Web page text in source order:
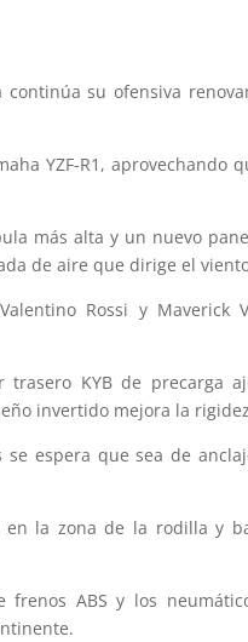
su ofensiva
YZF-R1, aprovechando
más alta y un nuevo
de aire que dirige el
Rossi y Maverick
KYB de precarga
invertido mejora la
espera que sea de
la zona de la rodilla y
ABS y los